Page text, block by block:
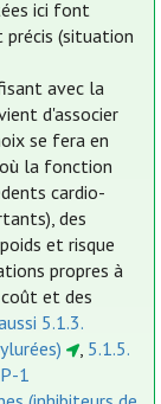
ici font
précis (situation
avec la
d'associer
se fera en
la fonction
cardio-
des
et risque
propres à
et des
5.1.3.
, 5.1.5.
1